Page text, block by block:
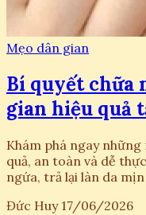
Mẹo dân gian
Bí quyết chữa
gian hiệu quả
Khám phá ngay
quả, an toàn và dễ
ngứa, trả lại làn da
Đức Huy 17/06/2026